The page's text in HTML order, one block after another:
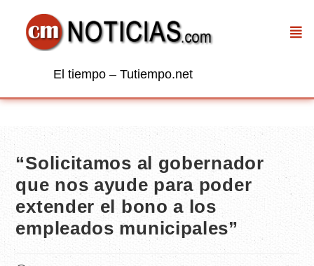
El tiempo – Tutiempo.net
“Solicitamos al gobernador
que nos ayude para poder
extender el bono a los
empleados municipales”